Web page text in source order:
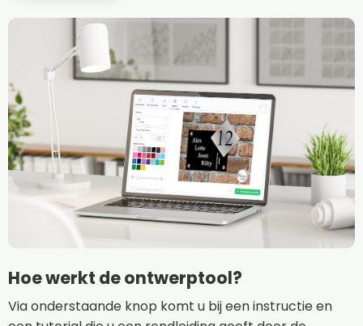
Hoe werkt de ontwerptool?
Via onderstaande knop komt u bij een instructie en